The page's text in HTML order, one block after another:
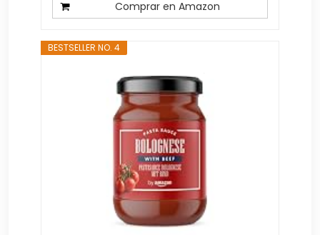
Comprar en Amazon
BESTSELLER NO. 4